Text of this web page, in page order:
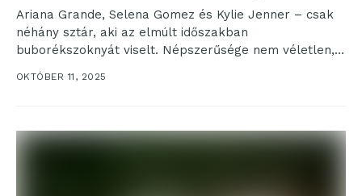
Ariana Grande, Selena Gomez és Kylie Jenner – csak
néhány sztár, aki az elmúlt időszakban
buborékszoknyát viselt. Népszerűsége nem véletlen,
OKTÓBER 11, 2025